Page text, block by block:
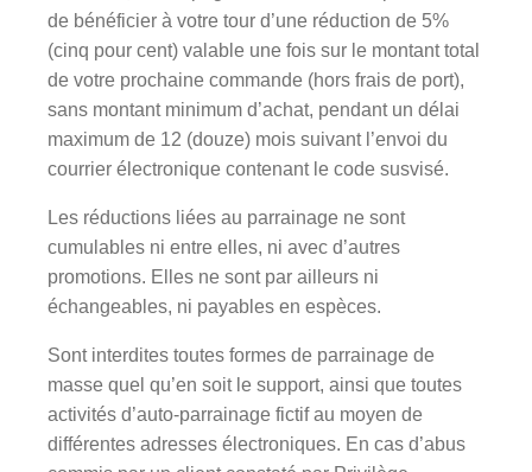
de bénéficier à votre tour d’une réduction de 5%
(cinq pour cent) valable une fois sur le montant total
de votre prochaine commande (hors frais de port),
sans montant minimum d’achat, pendant un délai
maximum de 12 (douze) mois suivant l’envoi du
courrier électronique contenant le code susvisé.
Les réductions liées au parrainage ne sont
cumulables ni entre elles, ni avec d’autres
promotions. Elles ne sont par ailleurs ni
échangeables, ni payables en espèces.
Sont interdites toutes formes de parrainage de
masse quel qu’en soit le support, ainsi que toutes
activités d’auto-parrainage fictif au moyen de
différentes adresses électroniques. En cas d’abus